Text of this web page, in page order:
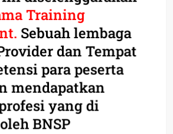
Training
Sebuah lembaga
dan Tempat
para peserta
mendapatkan
yang di
BNSP